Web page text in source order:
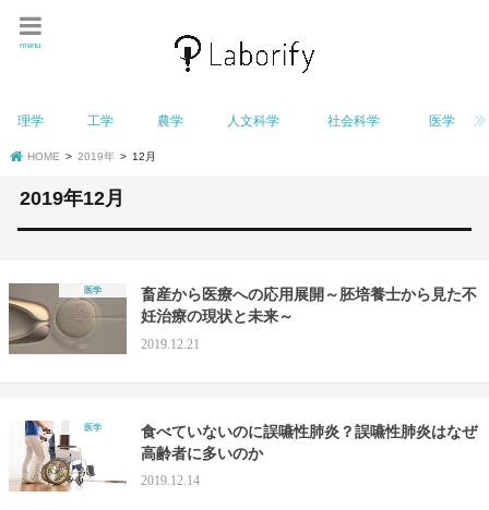
menu
理学 工学 農学 人文科学 社会科学 医学
HOME 2019年 12月
2019年12月
医学
畜産から医療への応用展開～胚培養士から見た不
妊治療の現状と未来～
2019.12.21
医学
食べていないのに誤嚥性肺炎？誤嚥性肺炎はなぜ
高齢者に多いのか
2019.12.14